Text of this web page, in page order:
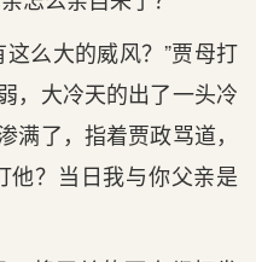
么大的威风？”贾母打
，大冷天的出了一头冷
满了，指着贾政骂道，
他？当日我与你父亲是